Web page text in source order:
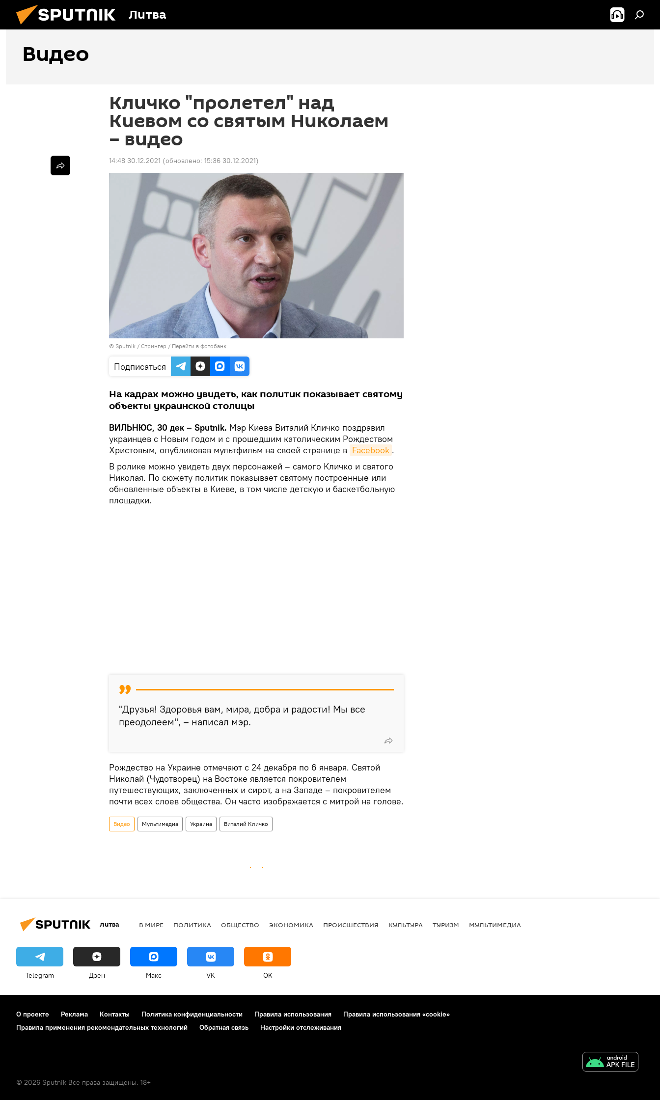
Литва
Видео
Кличко "пролетел" над
Киевом со святым Николаем
– видео
14:48 30.12.2021 (обновлено: 15:36 30.12.2021)
© Sputnik / Стрингер / Перейти в фотобанк
Подписаться
На кадрах можно увидеть, как политик показывает святому
объекты украинской столицы
ВИЛЬНЮС, 30 дек – Sputnik. Мэр Киева Виталий Кличко поздравил
украинцев с Новым годом и с прошедшим католическим Рождеством
Христовым, опубликовав мультфильм на своей странице в Facebook .
В ролике можно увидеть двух персонажей – самого Кличко и святого
Николая. По сюжету политик показывает святому построенные или
обновленные объекты в Киеве, в том числе детскую и баскетбольную
площадки.
"Друзья! Здоровья вам, мира, добра и радости! Мы все
преодолеем", – написал мэр.
Рождество на Украине отмечают с 24 декабря по 6 января. Святой
Николай (Чудотворец) на Востоке является покровителем
путешествующих, заключенных и сирот, а на Западе – покровителем
почти всех слоев общества. Он часто изображается с митрой на голове.
Видео Мультимедиа Украина Виталий Кличко
Литва В МИРЕ ПОЛИТИКА ОБЩЕСТВО ЭКОНОМИКА ПРОИСШЕСТВИЯ КУЛЬТУРА ТУРИЗМ МУЛЬТИМЕДИА
Telegram Дзен Макс VK OK
О проекте Реклама Контакты Политика конфиденциальности Правила использования
Правила использования «cookie»
Правила применения рекомендательных технологий
Обратная связь Настройки отслеживания
© 2026 Sputnik Все права защищены. 18+